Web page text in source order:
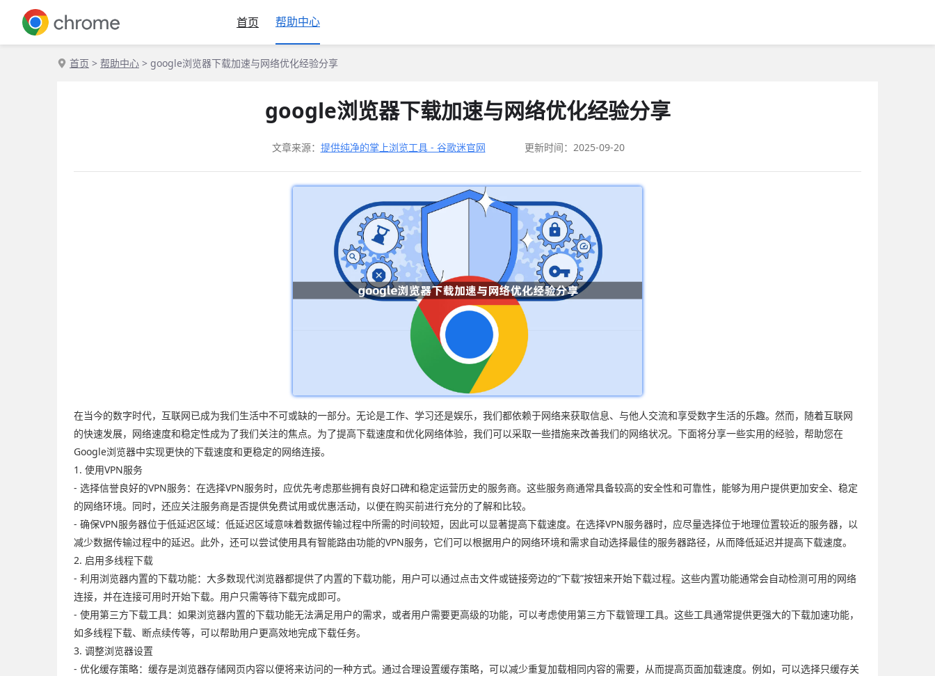
首页 帮助中心
首页 > 帮助中心 > google浏览器下载加速与网络优化经验分享
google浏览器下载加速与网络优化经验分享
文章来源： 提供纯净的掌上浏览工具 - 谷歌迷官网 更新时间：2025-09-20
在当今的数字时代，互联网已成为我们生活中不可或缺的一部分。无论是工作、学习还是娱乐，我们都依赖于网络来获取信息、与他人交流和享受数字生活的乐趣。然而，随着互联网
的快速发展，网络速度和稳定性成为了我们关注的焦点。为了提高下载速度和优化网络体验，我们可以采取一些措施来改善我们的网络状况。下面将分享一些实用的经验，帮助您在
Google浏览器中实现更快的下载速度和更稳定的网络连接。
1. 使用VPN服务
- 选择信誉良好的VPN服务：在选择VPN服务时，应优先考虑那些拥有良好口碑和稳定运营历史的服务商。这些服务商通常具备较高的安全性和可靠性，能够为用户提供更加安全、稳定
的网络环境。同时，还应关注服务商是否提供免费试用或优惠活动，以便在购买前进行充分的了解和比较。
- 确保VPN服务器位于低延迟区域：低延迟区域意味着数据传输过程中所需的时间较短，因此可以显著提高下载速度。在选择VPN服务器时，应尽量选择位于地理位置较近的服务器，以
减少数据传输过程中的延迟。此外，还可以尝试使用具有智能路由功能的VPN服务，它们可以根据用户的网络环境和需求自动选择最佳的服务器路径，从而降低延迟并提高下载速度。
2. 启用多线程下载
- 利用浏览器内置的下载功能：大多数现代浏览器都提供了内置的下载功能，用户可以通过点击文件或链接旁边的“下载”按钮来开始下载过程。这些内置功能通常会自动检测可用的网络
连接，并在连接可用时开始下载。用户只需等待下载完成即可。
- 使用第三方下载工具：如果浏览器内置的下载功能无法满足用户的需求，或者用户需要更高级的功能，可以考虑使用第三方下载管理工具。这些工具通常提供更强大的下载加速功能，
如多线程下载、断点续传等，可以帮助用户更高效地完成下载任务。
3. 调整浏览器设置
- 优化缓存策略：缓存是浏览器存储网页内容以便将来访问的一种方式。通过合理设置缓存策略，可以减少重复加载相同内容的需要，从而提高页面加载速度。例如，可以选择只缓存关